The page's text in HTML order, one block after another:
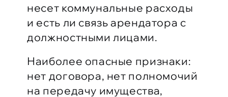
несет коммунальные расходы
и есть ли связь арендатора с
должностными лицами.
Наиболее опасные признаки:
нет договора, нет полномочий
на передачу имущества,